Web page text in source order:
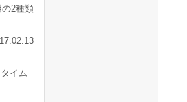
2種類
イム